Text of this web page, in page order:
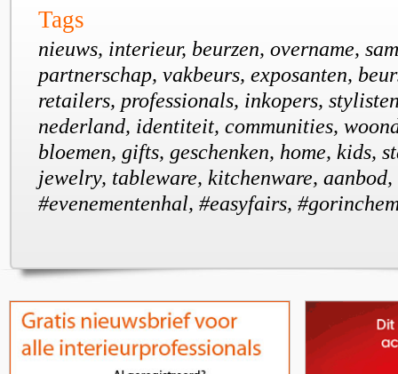
Tags
nieuws, interieur, beurzen, overname,
partnerschap, vakbeurs, exposanten,
retailers, professionals, inkopers,
nederland, identiteit, communities,
bloemen, gifts, geschenken, home, kids,
jewelry, tableware, kitchenware, aanbod,
#evenementenhal, #easyfairs,